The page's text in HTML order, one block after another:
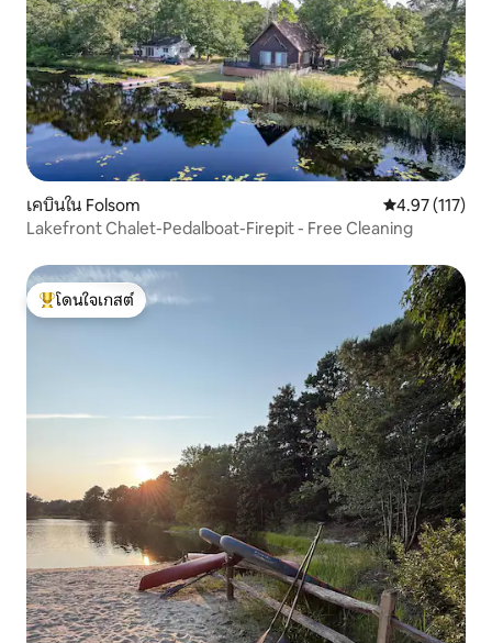
เคบินใน Folsom คะแนนเฉลี่ย
4.97 (117)
Lakefront Chalet-Pedalboat-Firepit - Free Cleaning
โดนใจเกสต์ที่สุด
โดนใจเกสต์